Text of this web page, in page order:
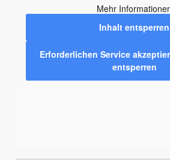
Mehr
Inhalt entsperren
Erforderlichen Service
entsperren